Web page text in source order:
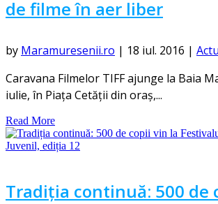
de filme în aer liber
by Maramuresenii.ro | 18 iul. 2016 |
Caravana Filmelor TIFF ajunge la Baia
iulie, în Piața Cetății din oraș,...
Read More
Tradiția continuă: 500 de